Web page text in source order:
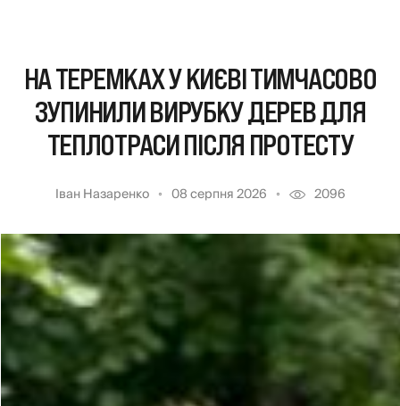
НА ТЕРЕМКАХ У КИЄВІ ТИМЧАСОВО
ЗУПИНИЛИ ВИРУБКУ ДЕРЕВ ДЛЯ
ТЕПЛОТРАСИ ПІСЛЯ ПРОТЕСТУ
Іван Назаренко 08 серпня 2026 2096